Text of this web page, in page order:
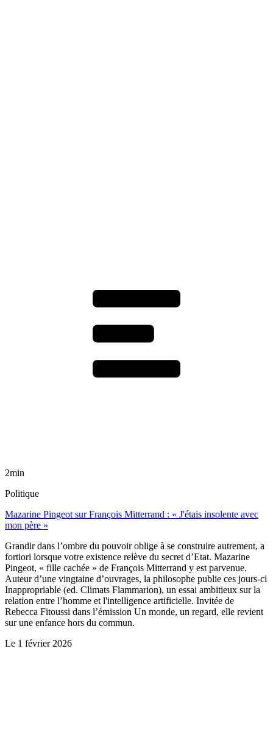
2min
Politique
Mazarine Pingeot sur François Mitterrand : « J'étais insolente avec
mon père »
Grandir dans l’ombre du pouvoir oblige à se construire autrement, a
fortiori lorsque votre existence relève du secret d’Etat. Mazarine
Pingeot, « fille cachée » de François Mitterrand y est parvenue.
Auteur d’une vingtaine d’ouvrages, la philosophe publie ces jours-ci
Inappropriable (ed. Climats Flammarion), un essai ambitieux sur la
relation entre l’homme et l'intelligence artificielle. Invitée de
Rebecca Fitoussi dans l’émission Un monde, un regard, elle revient
sur une enfance hors du commun.
Le 1 février 2026